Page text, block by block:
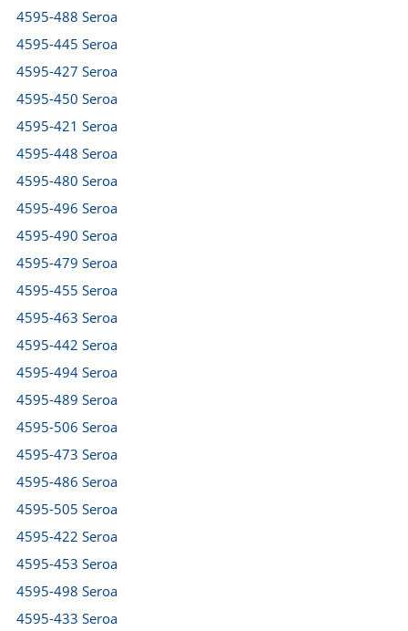
4595-488 Seroa
4595-445 Seroa
4595-427 Seroa
4595-450 Seroa
4595-421 Seroa
4595-448 Seroa
4595-480 Seroa
4595-496 Seroa
4595-490 Seroa
4595-479 Seroa
4595-455 Seroa
4595-463 Seroa
4595-442 Seroa
4595-494 Seroa
4595-489 Seroa
4595-506 Seroa
4595-473 Seroa
4595-486 Seroa
4595-505 Seroa
4595-422 Seroa
4595-453 Seroa
4595-498 Seroa
4595-433 Seroa